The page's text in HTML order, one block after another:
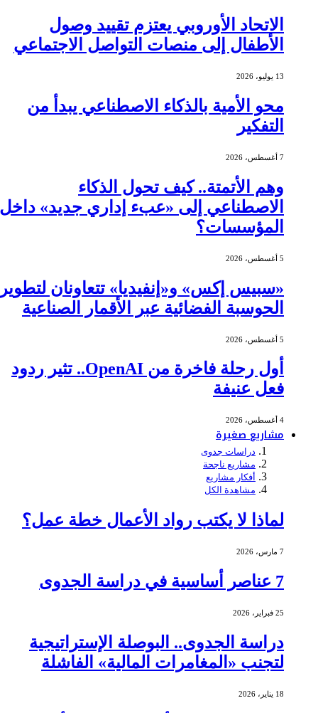
الاتحاد الأوروبي يعتزم تقييد وصول
الأطفال إلى منصات التواصل الاجتماعي
13 يوليو، 2026
محو الأمية بالذكاء الاصطناعي يبدأ من
التفكير
7 أغسطس، 2026
وهم الأتمتة.. كيف تحول الذكاء
الاصطناعي إلى «عبء إداري جديد» داخل
المؤسسات؟
5 أغسطس، 2026
«سبيس إكس» و«إنفيديا» تتعاونان لتطوير
الحوسبة الفضائية عبر الأقمار الصناعية
5 أغسطس، 2026
أول رحلة فاخرة من OpenAI.. تثير ردود
فعل عنيفة
4 أغسطس، 2026
مشاريع صغيرة
دراسات جدوى
مشاريع ناجحة
أفكار مشاريع
مشاهدة الكل
لماذا لا يكتب رواد الأعمال خطة عمل؟
7 مارس، 2026
7 عناصر أساسية في دراسة الجدوى
25 فبراير، 2026
دراسة الجدوى.. البوصلة الإستراتيجية
لتجنب «المغامرات المالية» الفاشلة
18 يناير، 2026